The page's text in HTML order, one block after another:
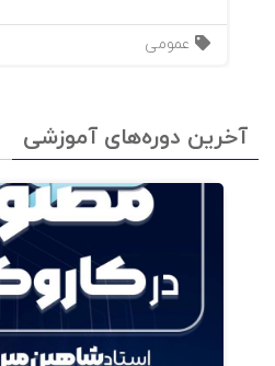
عمومی
آخرین دوره‌های آموزشی